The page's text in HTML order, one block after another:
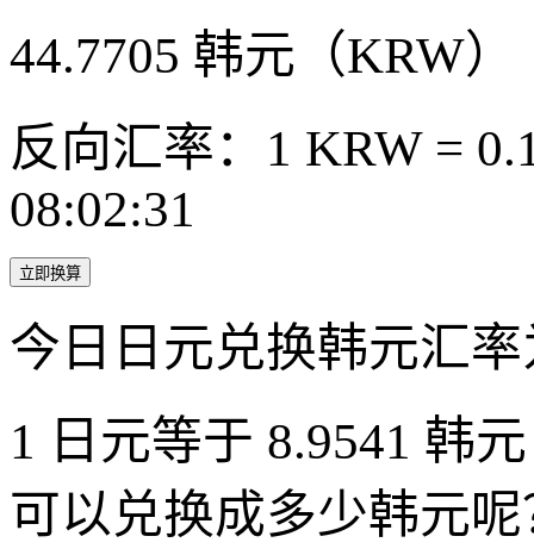
44.7705 韩元（KRW）
反向汇率：1 KRW =
08:02:31
立即换算
今日日元兑换韩元汇
1 日元等于 8.9541 韩
可以兑换成多少韩元呢